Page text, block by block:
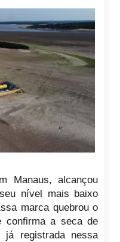
Manaus, alcançou
nível mais baixo
marca quebrou o
confirma a seca de
registrada nessa